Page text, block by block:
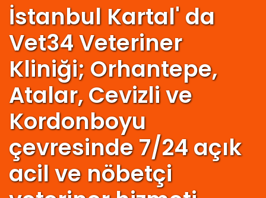
İstanbul Kartal' da
Vet34 Veteriner
Kliniği; Orhantepe,
Atalar, Cevizli ve
Kordonboyu
çevresinde 7/24 açık
acil ve nöbetçi